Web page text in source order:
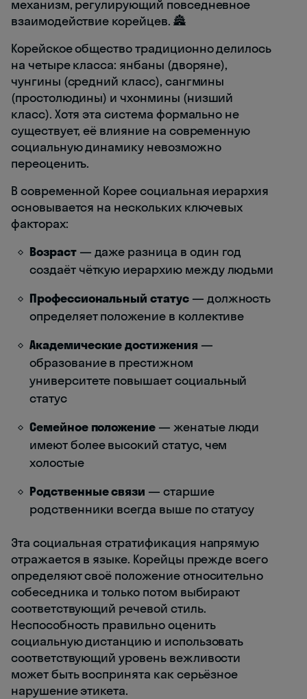
механизм, регулирующий повседневное
взаимодействие корейцев. 🏯
Корейское общество традиционно делилось
на четыре класса: янбаны (дворяне),
чунгины (средний класс), сангмины
(простолюдины) и чхонмины (низший
класс). Хотя эта система формально не
существует, её влияние на современную
социальную динамику невозможно
переоценить.
В современной Корее социальная иерархия
основывается на нескольких ключевых
факторах:
Возраст— даже разница в один год
создаёт чёткую иерархию между людьми
Профессиональный статус— должность
определяет положение в коллективе
Академические достижения —
образование в престижном
университете повышает социальный
статус
Семейное положение — женатые люди
имеют более высокий статус, чем
холостые
Родственные связи — старшие
родственники всегда выше по статусу
Эта социальная стратификация напрямую
отражается в языке. Корейцы прежде всего
определяют своё положение относительно
собеседника и только потом выбирают
соответствующий речевой стиль.
Неспособность правильно оценить
социальную дистанцию и использовать
соответствующий уровень вежливости
может быть воспринята как серьёзное
нарушение этикета.